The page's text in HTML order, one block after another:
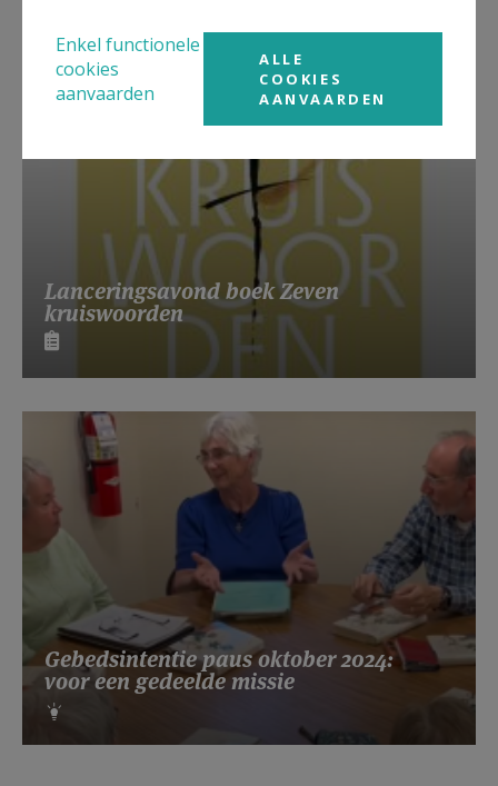
Lanceringsavond boek Zeven
kruiswoorden
Gebedsintentie paus oktober 2024:
voor een gedeelde missie
Enkel functionele
cookies
aanvaarden
ALLE
COOKIES
AANVAARDEN